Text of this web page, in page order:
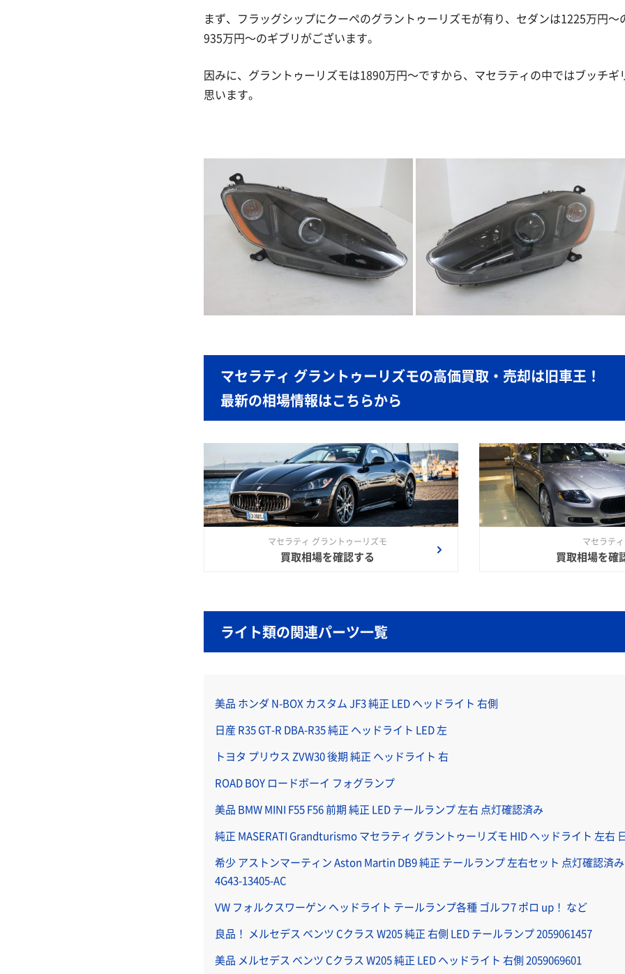
まず、フラッグシップにクーペのグラントゥーリズモが有り、セダンは1225万円～
935万円～のギブリがございます。
因みに、グラントゥーリズモは1890万円～ですから、マセラティの中ではブッチギ
思います。
マセラティ グラントゥーリズモの高価買取・売却は旧車王！
最新の相場情報はこちらから
マセラティ グラントゥーリズモ
買取相場を確認する
マセラティ
買取相場を確
ライト類の関連パーツ一覧
美品 ホンダ N-BOX カスタム JF3 純正 LED ヘッドライト 右側
日産 R35 GT-R DBA-R35 純正 ヘッドライト LED 左
トヨタ プリウス ZVW30 後期 純正 ヘッドライト 右
ROAD BOY ロードボーイ フォグランプ
美品 BMW MINI F55 F56 前期 純正 LED テールランプ 左右 点灯確認済み
純正 MASERATI Grandturismo マセラティ グラントゥーリズモ HID ヘッドライト 左右
希少 アストンマーティン Aston Martin DB9 純正 テールランプ 左右セット 点灯確認済み
4G43-13405-AC
VW フォルクスワーゲン ヘッドライト テールランプ各種 ゴルフ7 ポロ up！ など
良品！ メルセデス ベンツ Cクラス W205 純正 右側 LED テールランプ 2059061457
美品 メルセデス ベンツ Cクラス W205 純正 LED ヘッドライト 右側 2059069601